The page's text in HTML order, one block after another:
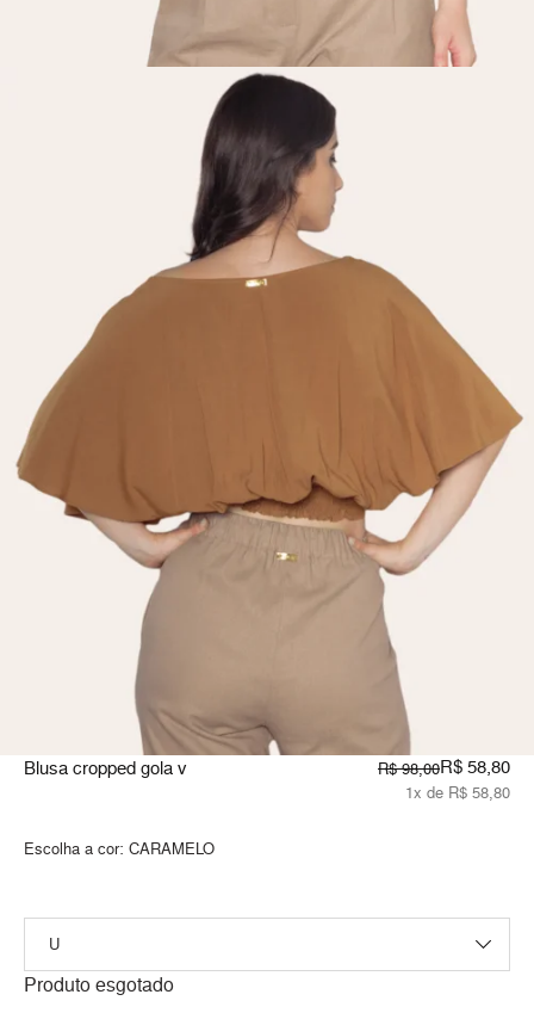
Blusa cropped gola v R$ 98,00R$ 58,80
1x de R$ 58,80
Escolha a cor: CARAMELO
Produto esgotado